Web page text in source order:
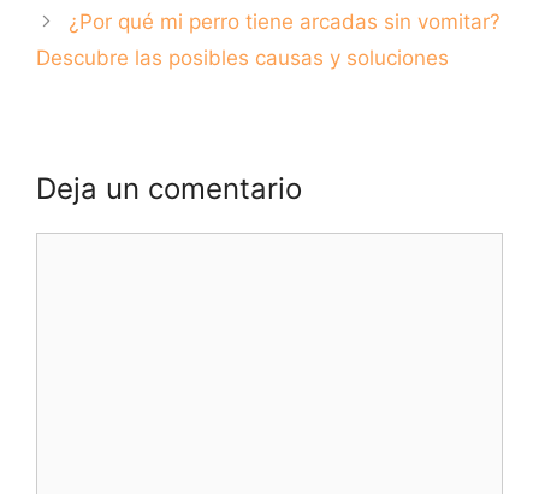
¿Por qué mi perro tiene arcadas sin vomitar?
Descubre las posibles causas y soluciones
Deja un comentario